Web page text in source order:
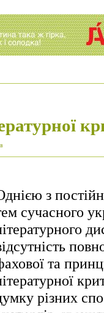
з
сучасного
та
різних